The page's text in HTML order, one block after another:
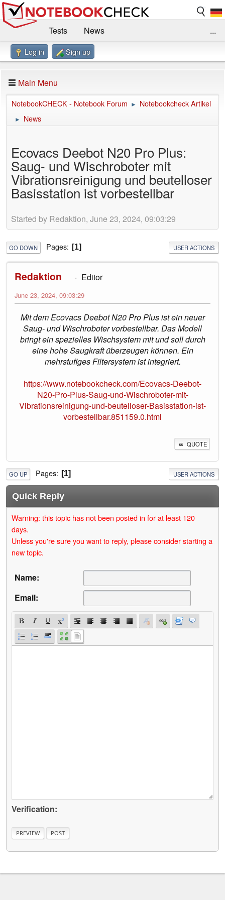
Tests
News
Benchmarks / Technik
Forum
Impressum
...
Log in Sign up
Main Menu
NotebookCHECK - Notebook Forum ► Notebookcheck Artikel
► News
Ecovacs Deebot N20 Pro Plus:
Saug- und Wischroboter mit
Vibrationsreinigung und beutelloser
Basisstation ist vorbestellbar
Started by Redaktion, June 23, 2024, 09:03:29
GO DOWN Pages 1 USER ACTIONS
Redaktion Editor
June 23, 2024, 09:03:29
Mit dem Ecovacs Deebot N20 Pro Plus ist ein neuer
Saug- und Wischroboter vorbestellbar. Das Modell
bringt ein spezielles Wischsystem mit und soll durch
eine hohe Saugkraft überzeugen können. Ein
mehrstufiges Filtersystem ist integriert.
https://www.notebookcheck.com/Ecovacs-Deebot-
N20-Pro-Plus-Saug-und-Wischroboter-mit-
Vibrationsreinigung-und-beutelloser-Basisstation-ist-
vorbestellbar.851159.0.html
QUOTE
GO UP Pages 1 USER ACTIONS
Quick Reply
Warning: this topic has not been posted in for at least 120
days.
Unless you're sure you want to reply, please consider starting a
new topic.
Name:
Email:
Verification: